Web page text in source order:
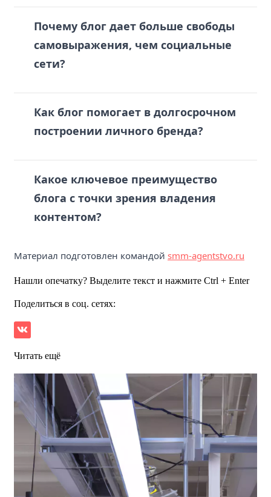
Почему блог дает больше свободы
самовыражения, чем социальные
сети?
Как блог помогает в долгосрочном
построении личного бренда?
Какое ключевое преимущество
блога с точки зрения владения
контентом?
Материал подготовлен командой smm-agentstvo.ru
Нашли опечатку? Выделите текст и нажмите Ctrl + Enter
Поделиться в соц. сетях:
Читать ещё